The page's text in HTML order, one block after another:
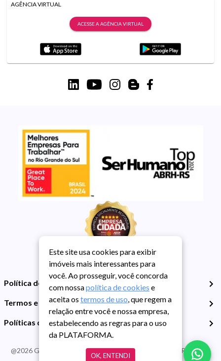
AGÊNCIA VIRTUAL
ACESSE A AGÊNCIA VIRTUAL
Política de Privacidade
Termos e Condições de Uso
Políticas de Cookies
@2026Guarida Imóvel. Todos os direitos reservados. CRECI RS -
Este site usa cookies para exibir
imóveis mais interessantes para
você. Ao prosseguir, você concorda
com nossapolítica de cookies e
aceita os termos de uso, que regem a
relação entre você e nossa empresa,
estabelecendo as regras para o uso
da PLATAFORMA.
OK, ENTENDI